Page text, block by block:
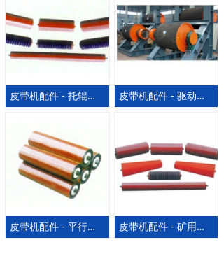
皮带机配件 - 托辊、缓冲托辊 皮带机配件 - 驱动组合三角头架
皮带机配件 - 平行托辊 皮带机配件 - 矿用三联铰接托辊